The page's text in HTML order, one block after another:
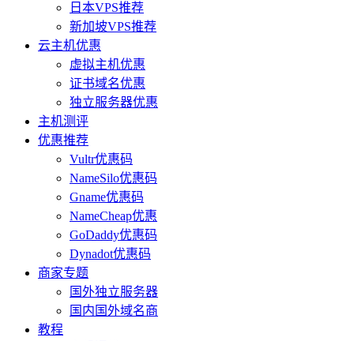
日本VPS推荐
新加坡VPS推荐
云主机优惠
虚拟主机优惠
证书域名优惠
独立服务器优惠
主机测评
优惠推荐
Vultr优惠码
NameSilo优惠码
Gname优惠码
NameCheap优惠
GoDaddy优惠码
Dynadot优惠码
商家专题
国外独立服务器
国内国外域名商
教程